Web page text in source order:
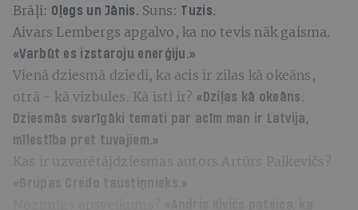
Brāļi: Oļegs un Jānis. Suns: Tuzis.
Aivars Lembergs apgalvo, ka no tevis nāk gaisma.
«Varbūt es izstaroju enerģiju.»
Vienā dziesmā dziedi, ka acis ir zilas kā okeāns,
otrā - kā vizbules. Kā īsti ir? «Dziļas kā okeāns.
Dziesmās svarīgāki temati par acīm man ir Latvija,
mīlestība pret tuvajiem.»
Kas ir uzvarētājdziesmas autors Artūrs Palkevičs?